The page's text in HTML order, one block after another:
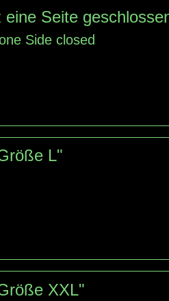
Seite
Side closed
L"
XXL"